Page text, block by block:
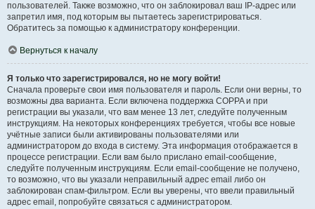
пользователей. Также возможно, что он заблокировал ваш IP-адрес или
запретил имя, под которым вы пытаетесь зарегистрироваться.
Обратитесь за помощью к администратору конференции.
Вернуться к началу
Я только что зарегистрировался, но не могу войти!
Сначала проверьте свои имя пользователя и пароль. Если они верны, то
возможны два варианта. Если включена поддержка COPPA и при
регистрации вы указали, что вам менее 13 лет, следуйте полученным
инструкциям. На некоторых конференциях требуется, чтобы все новые
учётные записи были активированы пользователями или
администратором до входа в систему. Эта информация отображается в
процессе регистрации. Если вам было прислано email-сообщение,
следуйте полученным инструкциям. Если email-сообщение не получено,
то возможно, что вы указали неправильный адрес email либо он
заблокирован спам-фильтром. Если вы уверены, что ввели правильный
адрес email, попробуйте связаться с администратором.